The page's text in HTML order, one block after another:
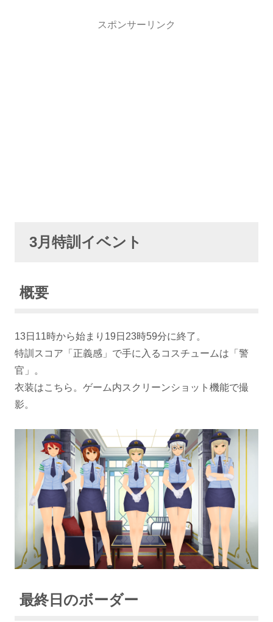
スポンサーリンク
3月特訓イベント
概要
13日11時から始まり19日23時59分に終了。
特訓スコア「正義感」で手に入るコスチュームは「警
官」。
衣装はこちら。ゲーム内スクリーンショット機能で撮
影。
最終日のボーダー